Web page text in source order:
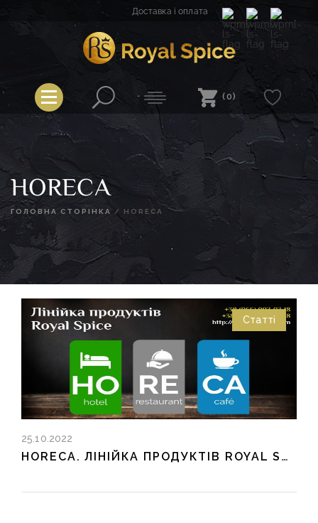
Доставка і оплата
Royal Spice
(0)
HORECA
ГОЛОВНА СТОРІНКА / HORECA
Статті
25.10.2022
HORECA. ЛІНІЙКА ПРОДУКТІВ ROYAL SPICE.